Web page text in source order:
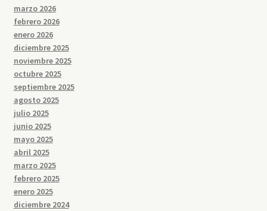
marzo 2026
febrero 2026
enero 2026
diciembre 2025
noviembre 2025
octubre 2025
septiembre 2025
agosto 2025
julio 2025
junio 2025
mayo 2025
abril 2025
marzo 2025
febrero 2025
enero 2025
diciembre 2024